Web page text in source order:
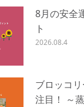
8月の安全
ト
2026.08.4
ブロッコ
注目！ ～